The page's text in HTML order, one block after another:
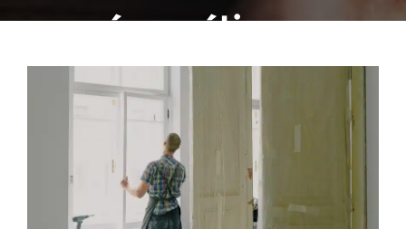
énergétique
Home
Réglementation et aides
La réglementation de la rénovation énergétique